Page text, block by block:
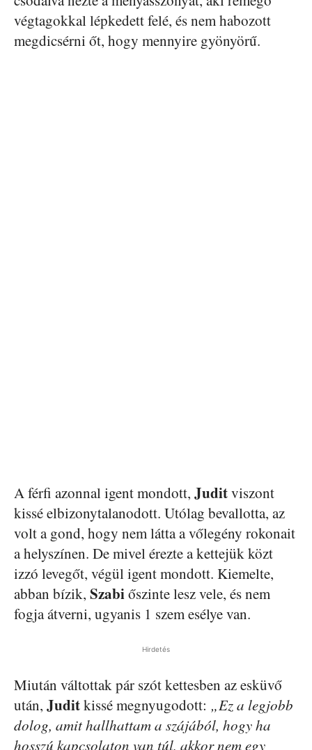
végtagokkal lépkedett felé, és nem habozott
megdicsérni őt, hogy mennyire gyönyörű.
A férfi azonnal igent mondott, Juditviszont
kissé elbizonytalanodott. Utólag bevallotta, az
volt a gond, hogy nem látta a vőlegény rokonait
a helyszínen. De mivel érezte a kettejük közt
izzó levegőt, végül igent mondott. Kiemelte,
abban bízik, Szabiőszinte lesz vele, és nem
fogja átverni, ugyanis 1 szem esélye van.
Hirdetés
Miután váltottak pár szót kettesben az esküvő
után, Juditkissé megnyugodott: „Ez a legjobb
dolog, amit hallhattam a szájából, hogy ha
hosszú kapcsolaton van túl, akkor nem egy